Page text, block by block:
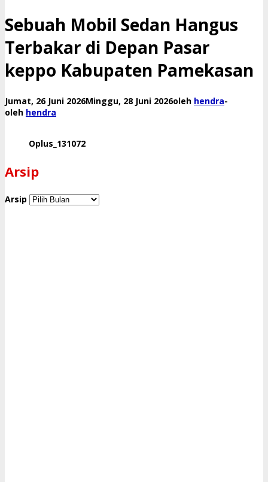
Sebuah Mobil Sedan Hangus
Terbakar di Depan Pasar
keppo Kabupaten Pamekasan
Jumat, 26 Juni 2026Minggu, 28 Juni 2026oleh hendra-
oleh hendra
Oplus_131072
Arsip
Arsip